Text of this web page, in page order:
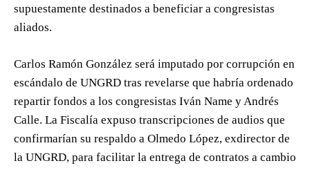
supuestamente destinados a beneficiar a congresistas
aliados.
Carlos Ramón González será imputado por corrupción en
escándalo de UNGRD tras revelarse que habría ordenado
repartir fondos a los congresistas Iván Name y Andrés
Calle. La Fiscalía expuso transcripciones de audios que
confirmarían su respaldo a Olmedo López, exdirector de
la UNGRD, para facilitar la entrega de contratos a cambio